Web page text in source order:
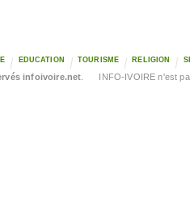
EDUCATION TOURISME RELIGION
infoivoire.net . INFO-IVOIRE n'est